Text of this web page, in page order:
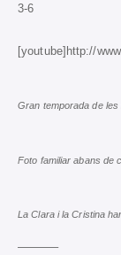
3-6
[youtube]http://
Gran temporada de
Foto familiar abans de
La Clara i la Cristina
———–